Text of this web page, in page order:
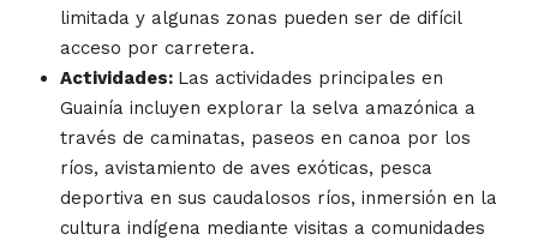
limitada y algunas zonas pueden ser de difícil
acceso por carretera.
Actividades: Las actividades principales en
Guainía incluyen explorar la selva amazónica a
través de caminatas, paseos en canoa por los
ríos, avistamiento de aves exóticas, pesca
deportiva en sus caudalosos ríos, inmersión en la
cultura indígena mediante visitas a comunidades